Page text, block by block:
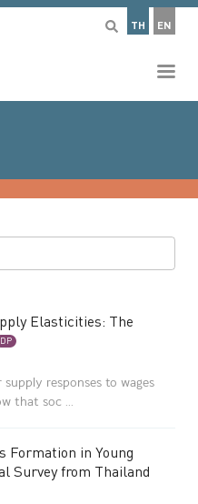
TH EN
Elasticities: The
DP
responses to wages
that soc ...
Formation in Young
Survey from Thailand